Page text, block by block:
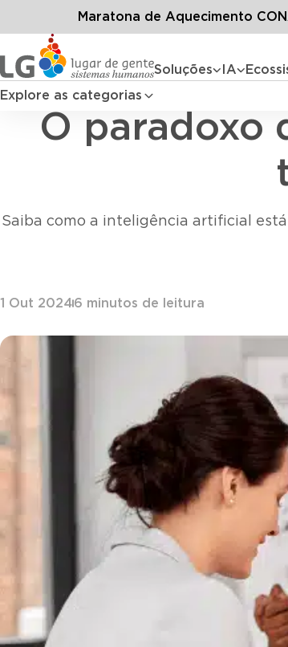
Soluções IA
Explore as categorias
Maratona de Aquecimento
O paradoxo
Saiba como a inteligência artificial
1 Out 20246 minutos de leitura